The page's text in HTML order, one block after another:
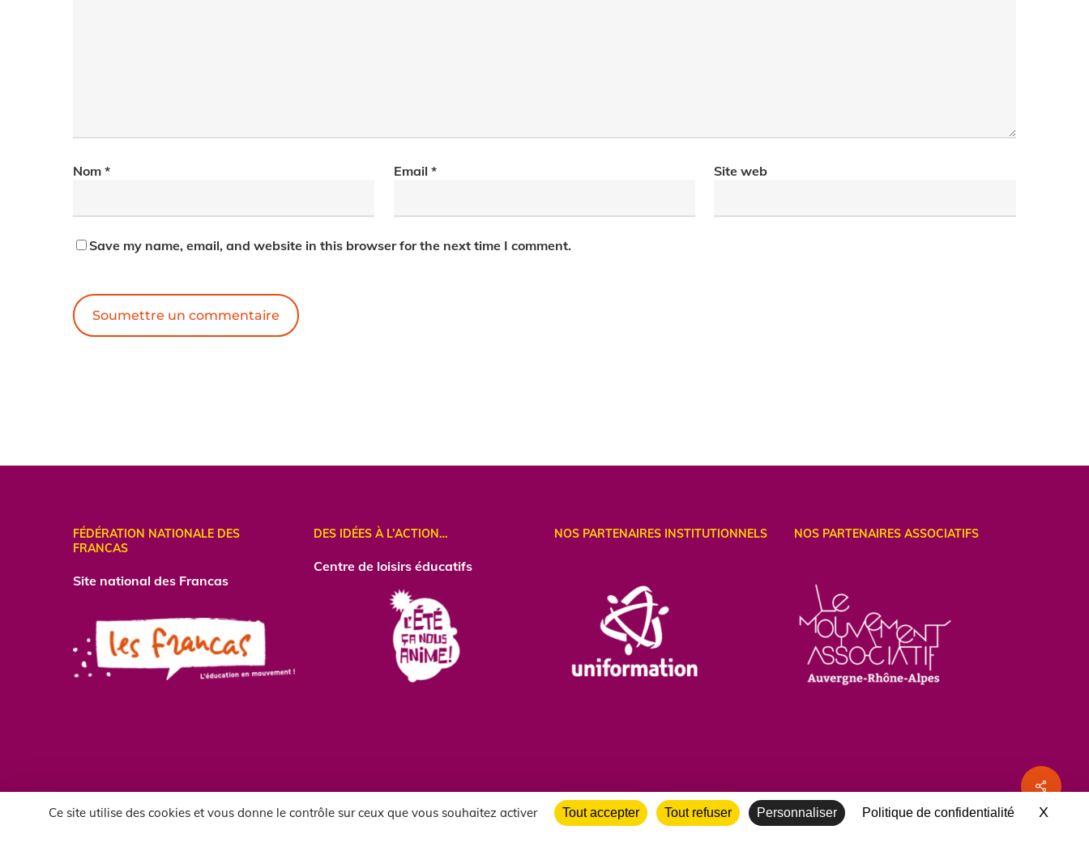
Ce site utilise des cookies et vous donne le contrôle sur ceux que vous souhaitez activer Tout accepter Tout refuser Personnaliser Politique de confidentialité X
Nom * Email * Site web
Save my name, email, and website in this browser for the next time I comment.
Share
FÉDÉRATION NATIONALE DES
FRANCAS
Site national des Francas
DES IDÉES À L’ACTION…
Centrede loisirs éducatifs
NOS PARTENAIRES INSTITUTIONNELS NOS PARTENAIRES ASSOCIATIFS